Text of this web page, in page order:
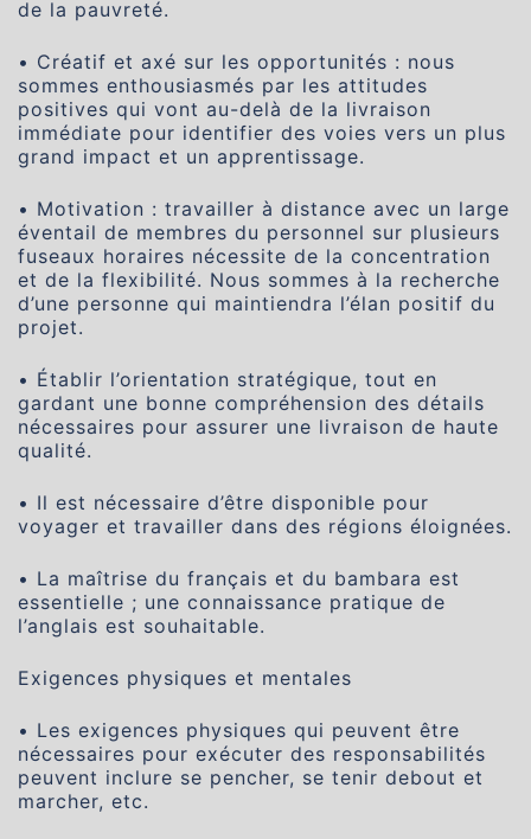
de la pauvreté.
• Créatif et axé sur les opportunités : nous
sommes enthousiasmés par les attitudes
positives qui vont au-delà de la livraison
immédiate pour identifier des voies vers un plus
grand impact et un apprentissage.
• Motivation : travailler à distance avec un large
éventail de membres du personnel sur plusieurs
fuseaux horaires nécessite de la concentration
et de la flexibilité. Nous sommes à la recherche
d’une personne qui maintiendra l’élan positif du
projet.
• Établir l’orientation stratégique, tout en
gardant une bonne compréhension des détails
nécessaires pour assurer une livraison de haute
qualité.
• Il est nécessaire d’être disponible pour
voyager et travailler dans des régions éloignées.
• La maîtrise du français et du bambara est
essentielle ; une connaissance pratique de
l’anglais est souhaitable.
Exigences physiques et mentales
• Les exigences physiques qui peuvent être
nécessaires pour exécuter des responsabilités
peuvent inclure se pencher, se tenir debout et
marcher, etc.